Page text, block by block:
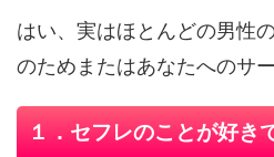
はい、実はほとんどの男性
のためまたはあなたへのサ
１．セフレのことが好き